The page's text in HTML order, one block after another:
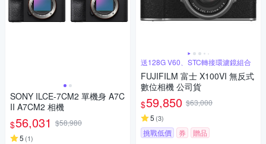
SONY ILCE-7CM2 單機身 A7C
II A7CM2 相機
$56,031 $58,980
5 (1)
送128G V60、STC轉接環濾鏡組合
FUJIFILM 富士 X100VI 無反式
數位相機 公司貨
$59,850 $63,000
5 (3)
挑戰低價 券 贈品